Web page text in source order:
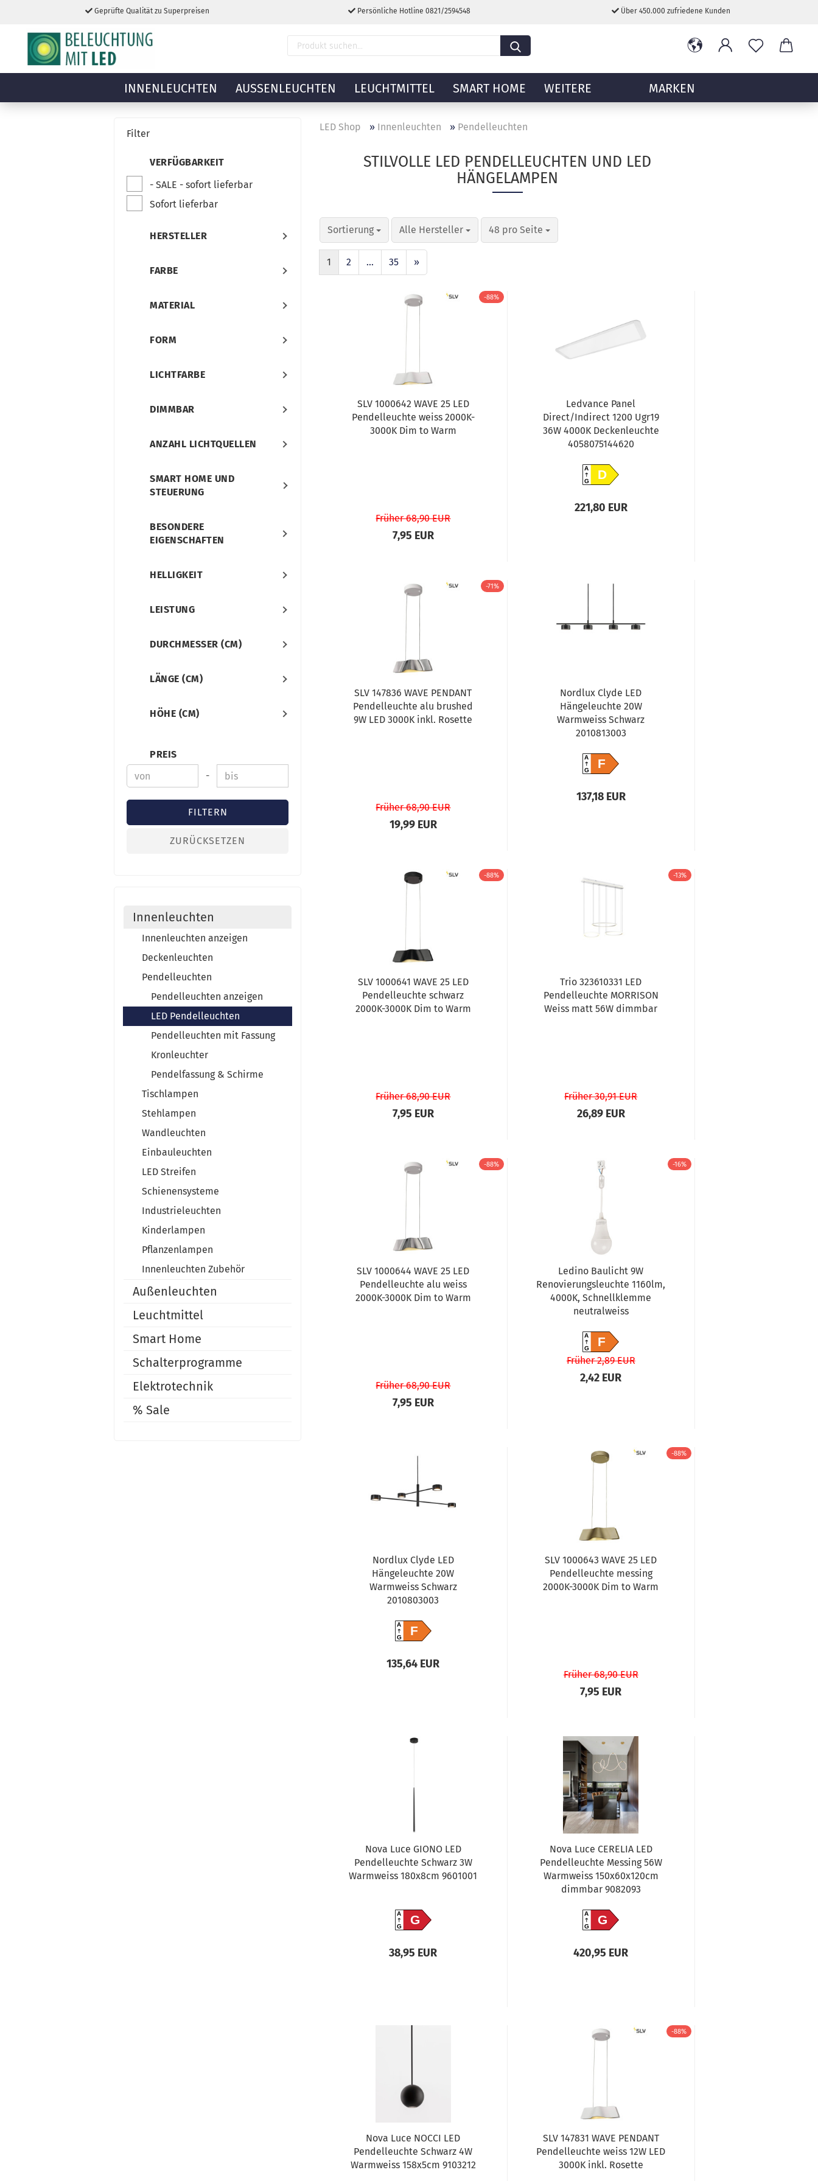
Geprüfte Qualität zu Superpreisen Persönliche Hotline 0821/2594548 Über 450.000 zufriedene Kunden
INNENLEUCHTEN AUSSENLEUCHTEN LEUCHTMITTEL SMART HOME MARKEN
WEITERE
LED Shop » Innenleuchten » Pendelleuchten
STILVOLLE LED PENDELLEUCHTEN UND LED
HÄNGELAMPEN
Sortierung Alle Hersteller 48 pro Seite
1 2 ... 35 »
-88%
SLV 1000642 WAVE 25 LED
Pendelleuchte weiss 2000K-
3000K Dim to Warm
Früher 68,90 EUR
7,95 EUR
Ledvance Panel
Direct/Indirect 1200 Ugr19
36W 4000K Deckenleuchte
4058075144620
A
GD
221,80 EUR
-71%
SLV 147836 WAVE PENDANT
Pendelleuchte alu brushed
9W LED 3000K inkl. Rosette
Früher 68,90 EUR
19,99 EUR
Nordlux Clyde LED
Hängeleuchte 20W
Warmweiss Schwarz
2010813003
A
GF
137,18 EUR
-88%
SLV 1000641 WAVE 25 LED
Pendelleuchte schwarz
2000K-3000K Dim to Warm
Früher 68,90 EUR
7,95 EUR
-13%
Trio 323610331 LED
Pendelleuchte MORRISON
Weiss matt 56W dimmbar
Früher 30,91 EUR
26,89 EUR
-88%
SLV 1000644 WAVE 25 LED
Pendelleuchte alu weiss
2000K-3000K Dim to Warm
Früher 68,90 EUR
7,95 EUR
-16%
Ledino Baulicht 9W
Renovierungsleuchte 1160lm,
4000K, Schnellklemme
neutralweiss
A
GF
Früher 2,89 EUR
2,42 EUR
Nordlux Clyde LED
Hängeleuchte 20W
Warmweiss Schwarz
2010803003
A
GF
135,64 EUR
-88%
SLV 1000643 WAVE 25 LED
Pendelleuchte messing
2000K-3000K Dim to Warm
Früher 68,90 EUR
7,95 EUR
Nova Luce GIONO LED
Pendelleuchte Schwarz 3W
Warmweiss 180x8cm 9601001
A
GG
38,95 EUR
Nova Luce CERELIA LED
Pendelleuchte Messing 56W
Warmweiss 150x60x120cm
dimmbar 9082093
A
GG
420,95 EUR
Nova Luce NOCCI LED
Pendelleuchte Schwarz 4W
Warmweiss 158x5cm 9103212
-88%
SLV 147831 WAVE PENDANT
Pendelleuchte weiss 12W LED
3000K inkl. Rosette
Filter
VERFÜGBARKEIT
- SALE - sofort lieferbar
Sofort lieferbar
HERSTELLER
FARBE
MATERIAL
FORM
LICHTFARBE
DIMMBAR
ANZAHL LICHTQUELLEN
SMART HOME UND
STEUERUNG
BESONDERE
EIGENSCHAFTEN
HELLIGKEIT
LEISTUNG
DURCHMESSER (CM)
LÄNGE (CM)
HÖHE (CM)
PREIS
-
FILTERN
ZURÜCKSETZEN
Innenleuchten
Innenleuchten anzeigen
Deckenleuchten
Pendelleuchten
Pendelleuchten anzeigen
LED Pendelleuchten
Pendelleuchten mit Fassung
Kronleuchter
Pendelfassung & Schirme
Tischlampen
Stehlampen
Wandleuchten
Einbauleuchten
LED Streifen
Schienensysteme
Industrieleuchten
Kinderlampen
Pflanzenlampen
Innenleuchten Zubehör
Außenleuchten
Leuchtmittel
Smart Home
Schalterprogramme
Elektrotechnik
% Sale